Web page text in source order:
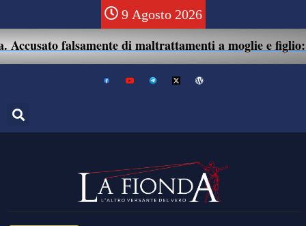
9 Agosto 2026
falsamente di maltrattamenti a moglie e figlio: